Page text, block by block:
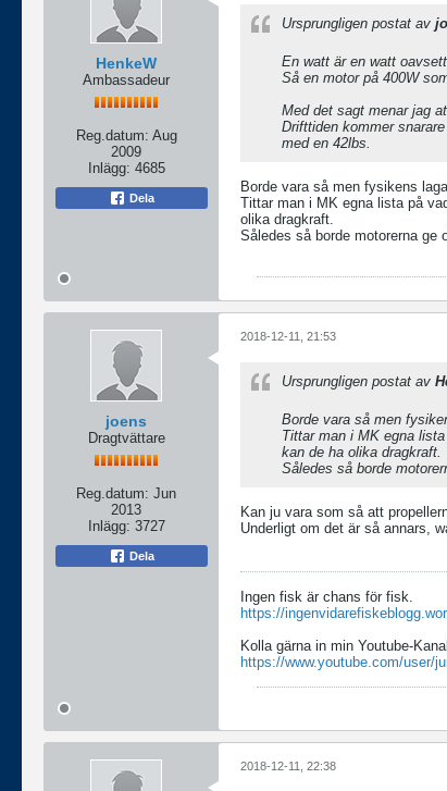
HenkeW
Ambassadeur
Reg.datum: Aug
2009
Inlägg: 4685
Dela
Ursprungligen postat av
En watt är en watt
Så en motor på 400W
Med det sagt menar jag
Drifttiden kommer
med en 42lbs.
Borde vara så men fysikens
Tittar man i MK egna lista på
olika dragkraft.
Således så borde motorerna ge
joens
Dragtvättare
Reg.datum: Jun
2013
Inlägg: 3727
Dela
2018-12-11, 21:53
Ursprungligen postat av
Borde vara så men
Tittar man i MK egna
kan de ha olika dragkraft.
Således så borde
Kan ju vara som så att
Underligt om det är så annars,
Ingen fisk är chans för fisk.
https://
Kolla gärna in min Youtube-
https://www.youtube.com/user/
2018-12-11, 22:38